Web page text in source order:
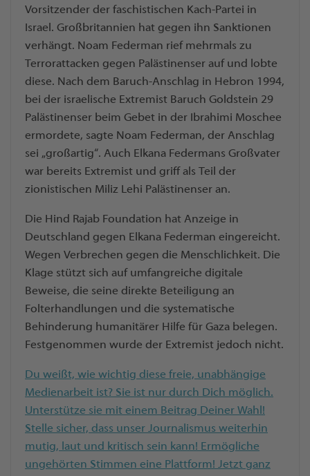
Vorsitzender der faschistischen Kach-Partei in
Israel. Großbritannien hat gegen ihn Sanktionen
verhängt. Noam Federman rief mehrmals zu
Terrorattacken gegen Palästinenser auf und lobte
diese. Nach dem Baruch-Anschlag in Hebron 1994,
bei der israelische Extremist Baruch Goldstein 29
Palästinenser beim Gebet in der Ibrahimi Moschee
ermordete, sagte Noam Federman, der Anschlag
sei „großartig“. Auch Elkana Federmans Großvater
war bereits Extremist und griff als Teil der
zionistischen Miliz Lehi Palästinenser an.
Die Hind Rajab Foundation hat Anzeige in
Deutschland gegen Elkana Federman eingereicht.
Wegen Verbrechen gegen die Menschlichkeit. Die
Klage stützt sich auf umfangreiche digitale
Beweise, die seine direkte Beteiligung an
Folterhandlungen und die systematische
Behinderung humanitärer Hilfe für Gaza belegen.
Festgenommen wurde der Extremist jedoch nicht.
Du weißt, wie wichtig diese freie, unabhängige
Medienarbeit ist? Sie ist nur durch Dich möglich.
Unterstütze sie mit einem Beitrag Deiner Wahl!
Stelle sicher, dass unser Journalismus weiterhin
mutig, laut und kritisch sein kann! Ermögliche
ungehörten Stimmen eine Plattform! Jetzt ganz